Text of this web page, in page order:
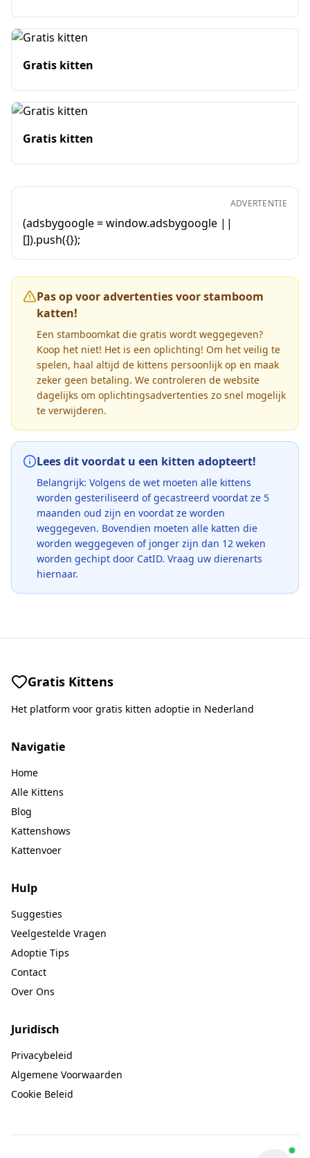
Gratis kitten
Gratis kitten
ADVERTENTIE
(adsbygoogle = window.adsbygoogle ||
[]).push({});
Pas op voor advertenties voor stamboom
katten!
Een stamboomkat die gratis wordt weggegeven?
Koop het niet! Het is een oplichting! Om het veilig te
spelen, haal altijd de kittens persoonlijk op en maak
zeker geen betaling. We controleren de website
dagelijks om oplichtingsadvertenties zo snel mogelijk
te verwijderen.
Lees dit voordat u een kitten adopteert!
Belangrijk: Volgens de wet moeten alle kittens
worden gesteriliseerd of gecastreerd voordat ze 5
maanden oud zijn en voordat ze worden
weggegeven. Bovendien moeten alle katten die
worden weggegeven of jonger zijn dan 12 weken
worden gechipt door CatID. Vraag uw dierenarts
hiernaar.
Gratis Kittens
Het platform voor gratis kitten adoptie in Nederland
Navigatie
Home
Alle Kittens
Blog
Kattenshows
Kattenvoer
Hulp
Suggesties
Veelgestelde Vragen
Adoptie Tips
Contact
Over Ons
Juridisch
Privacybeleid
Algemene Voorwaarden
Cookie Beleid